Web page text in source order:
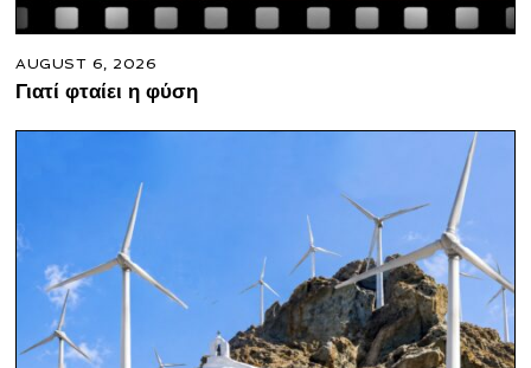
AUGUST 6, 2026
Γιατί φταίει η φύση